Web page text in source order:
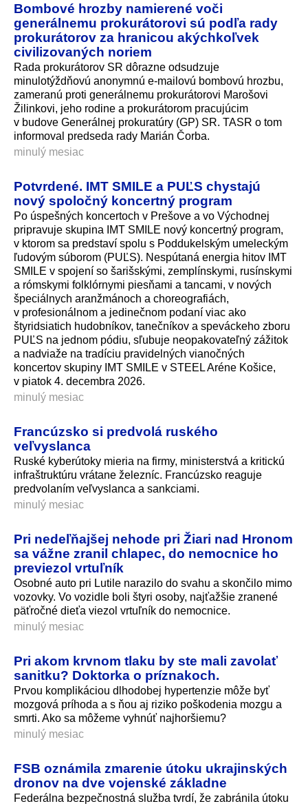
Bombové hrozby namierené voči
generálnemu prokurátorovi sú podľa rady
prokurátorov za hranicou akýchkoľvek
civilizovaných noriem
Rada prokurátorov SR dôrazne odsudzuje
minulotýždňovú anonymnú e-mailovú bombovú hrozbu,
zameranú proti generálnemu prokurátorovi Marošovi
Žilinkovi, jeho rodine a prokurátorom pracujúcim
v budove Generálnej prokuratúry (GP) SR. TASR o tom
informoval predseda rady Marián Čorba.
minulý mesiac
Potvrdené. IMT SMILE a PUĽS chystajú
nový spoločný koncertný program
Po úspešných koncertoch v Prešove a vo Východnej
pripravuje skupina IMT SMILE nový koncertný program,
v ktorom sa predstaví spolu s Poddukelským umeleckým
ľudovým súborom (PUĽS). Nespútaná energia hitov IMT
SMILE v spojení so šarišskými, zemplínskymi, rusínskymi
a rómskymi folklórnymi piesňami a tancami, v nových
špeciálnych aranžmánoch a choreografiách,
v profesionálnom a jedinečnom podaní viac ako
štyridsiatich hudobníkov, tanečníkov a speváckeho zboru
PUĽS na jednom pódiu, sľubuje neopakovateľný zážitok
a nadviaže na tradíciu pravidelných vianočných
koncertov skupiny IMT SMILE v STEEL Aréne Košice,
v piatok 4. decembra 2026.
minulý mesiac
Francúzsko si predvolá ruského
veľvyslanca
Ruské kyberútoky mieria na firmy, ministerstvá a kritickú
infraštruktúru vrátane železníc. Francúzsko reaguje
predvolaním veľvyslanca a sankciami.
minulý mesiac
Pri nedeľňajšej nehode pri Žiari nad Hronom
sa vážne zranil chlapec, do nemocnice ho
previezol vrtuľník
Osobné auto pri Lutile narazilo do svahu a skončilo mimo
vozovky. Vo vozidle boli štyri osoby, najťažšie zranené
päťročné dieťa viezol vrtuľník do nemocnice.
minulý mesiac
Pri akom krvnom tlaku by ste mali zavolať
sanitku? Doktorka o príznakoch.
Prvou komplikáciou dlhodobej hypertenzie môže byť
mozgová príhoda a s ňou aj riziko poškodenia mozgu a
smrti. Ako sa môžeme vyhnúť najhoršiemu?
minulý mesiac
FSB oznámila zmarenie útoku ukrajinských
dronov na dve vojenské základne
Federálna bezpečnostná služba tvrdí, že zabránila útoku